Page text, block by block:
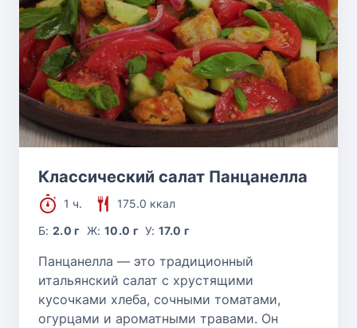
Классический салат Панцанелла
1 ч.
175.0 ккал
Б:2.0 г Ж: 10.0 г У:17.0 г
Панцанелла — это традиционный
итальянский салат с хрустящими
кусочками хлеба, сочными томатами,
огурцами и ароматными травами. Он